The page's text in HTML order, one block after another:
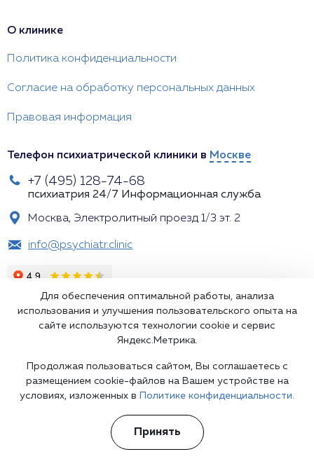
О клинике
Политика конфиденциальности
Согласие на обработку персональных данных
Правовая информация
Телефон психиатрической клиники в Москве
+7 (495) 128-74-68
психиатрия 24/7 Информационная служба
Москва, Электролитный проезд 1/3 эт. 2
info@psychiatr.clinic
Подпишитесь на наши рассылки
Для обеспечения оптимальной работы, анализа
использования и улучшения пользовательского опыта на
сайте используются технологии cookie и сервис
Яндекс.Метрика.
Продолжая пользоваться сайтом, Вы соглашаетесь с
размещением cookie-файлов на Вашем устройстве на
условиях, изложенных в
Политике конфиденциальности.
Принять